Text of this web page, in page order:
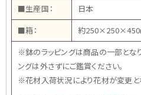
■生産国：
日本
■箱：
約
※鉢のラッピングは商品の一部とな
ングは外さずにご鑑賞ください。
※花材入荷状況により花材が変更と